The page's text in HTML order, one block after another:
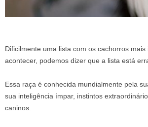
Dificilmente uma lista com os cachorros
acontecer, podemos dizer que a lista está
Essa raça é conhecida mundialmente pela
sua inteligência ímpar, instintos
caninos.